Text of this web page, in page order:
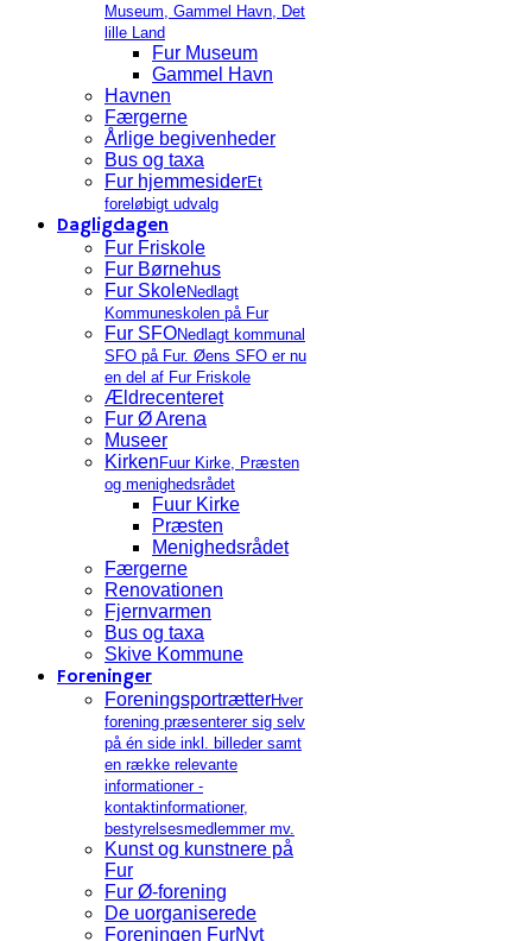
Museum, Gammel Havn, Det
lille Land
Fur Museum
Gammel Havn
Havnen
Færgerne
Årlige begivenheder
Bus og taxa
Fur hjemmesiderEt
foreløbigt udvalg
Dagligdagen
Fur Friskole
Fur Børnehus
Fur SkoleNedlagt
Kommuneskolen på Fur
Fur SFONedlagt kommunal
SFO på Fur. Øens SFO er nu
en del af Fur Friskole
Ældrecenteret
Fur Ø Arena
Museer
Kirken Fuur Kirke, Præsten
og menighedsrådet
Fuur Kirke
Præsten
Menighedsrådet
Færgerne
Renovationen
Fjernvarmen
Bus og taxa
Skive Kommune
Foreninger
ForeningsportrætterHver
forening præsenterer sig selv
på én side inkl. billeder samt
en række relevante
informationer -
kontaktinformationer,
bestyrelsesmedlemmer mv.
Kunst og kunstnere på
Fur
Fur Ø-forening
De uorganiserede
Foreningen FurNyt